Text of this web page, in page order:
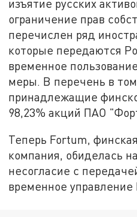
изъятие русских
ограничение прав
перечислен ряд
которые передаются
временное
меры. В перечень в
принадлежащие
98,23% акций ПАО
Теперь Fortum,
компания, обиделась
несогласие с
временное